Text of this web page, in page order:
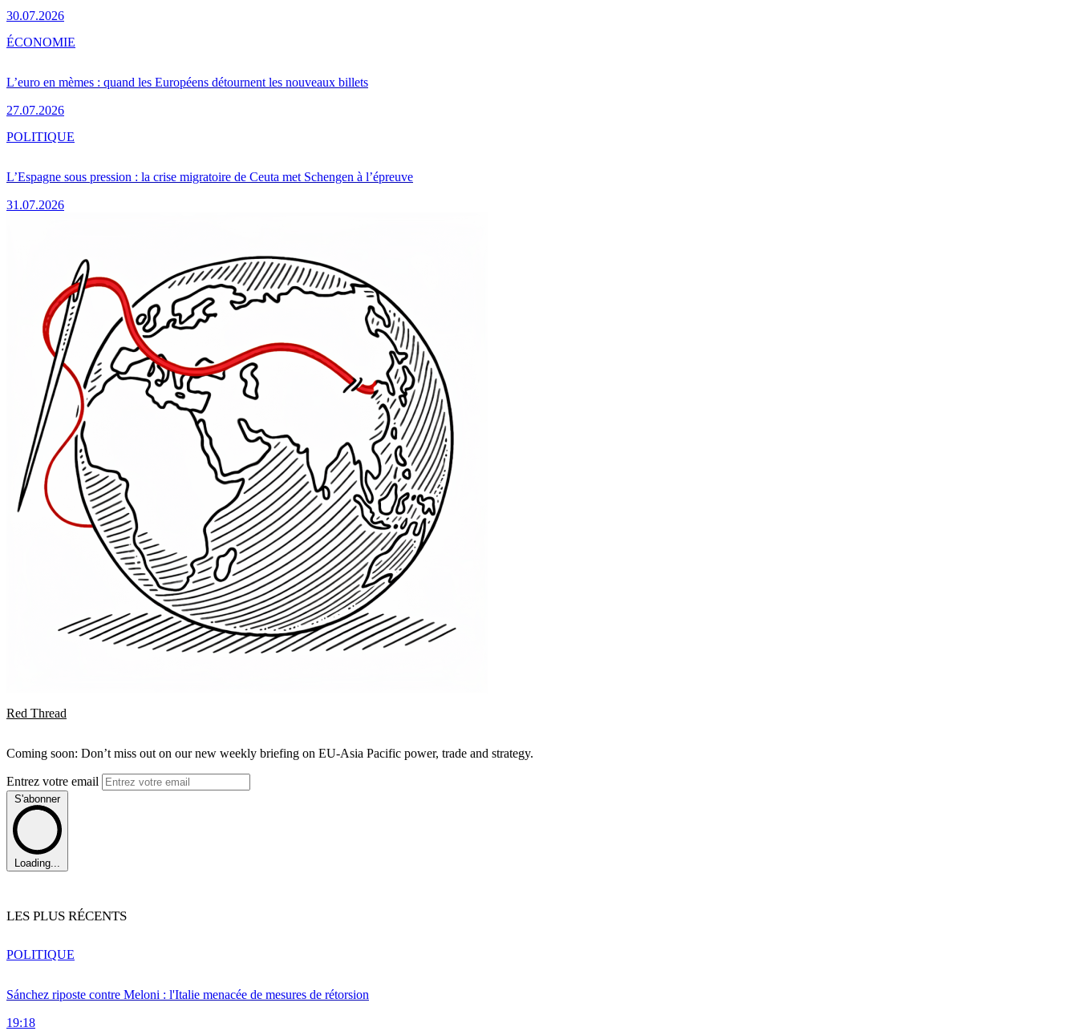
30.07.2026
L’euro en mèmes : quand les Européens détournent les nouveaux billets
27.07.2026
ÉCONOMIE
L’Espagne sous pression : la crise migratoire de Ceuta met Schengen à l’épreuve
31.07.2026
POLITIQUE
Red Thread
Coming soon: Don’t miss out on our new weekly briefing on EU-Asia Pacific power, trade and strategy.
Entrez votre email
S'abonner
Loading...
LES PLUS RÉCENTS
Sánchez riposte contre Meloni : l'Italie menacée de mesures de rétorsion
19:18
POLITIQUE